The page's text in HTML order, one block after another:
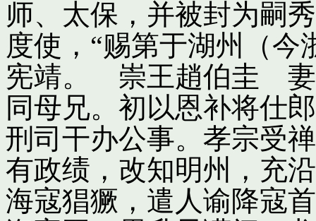
师、太保，并被封为嗣
度使，“赐第于湖州（今
宪靖。 崇王趙伯圭 妻
同母兄。初以恩补将仕
刑司干办公事。孝宗受
有政绩，改知明州，充
海寇猖獗，遣人谕降寇